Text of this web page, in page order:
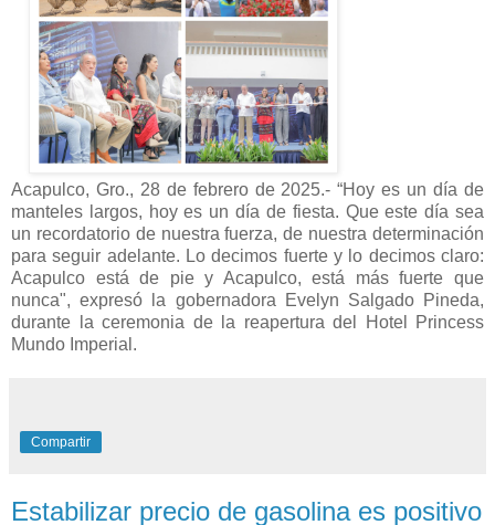
Acapulco, Gro., 28 de febrero de 2025.- “Hoy es un día de
manteles largos, hoy es un día de fiesta. Que este día sea
un recordatorio de nuestra fuerza, de nuestra determinación
para seguir adelante. Lo decimos fuerte y lo decimos claro:
Acapulco está de pie y Acapulco, está más fuerte que
nunca", expresó la gobernadora Evelyn Salgado Pineda,
durante la ceremonia de la reapertura del Hotel Princess
Mundo Imperial.
Compartir
Estabilizar precio de gasolina es positivo